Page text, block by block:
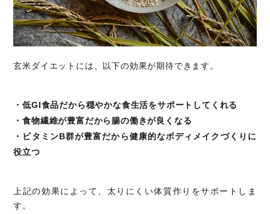
玄米ダイエットには、以下の効果が期待できます。
・低GI食品だから穏やかな食生活をサポートしてくれる
・食物繊維が豊富だから腸の働きが良くなる
・ビタミンB群が豊富だから健康的なボディメイクづくりに
役立つ
上記の効果によって、太りにくい体質作りをサポートしま
す。